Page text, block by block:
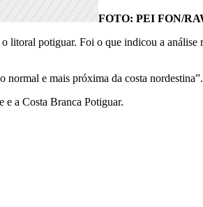
FOTO: PEI FON/
potiguar. Foi o que indicou a
normal e mais próxima da costa nordestina”.
e a Costa Branca Potiguar.